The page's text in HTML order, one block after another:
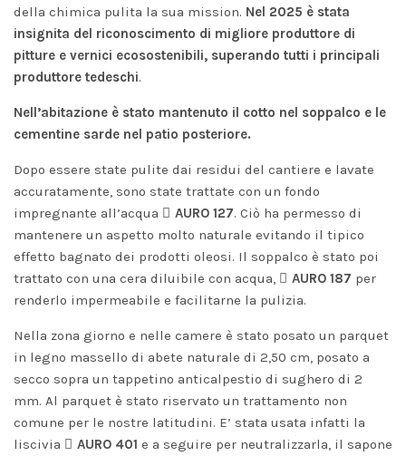
della chimica pulita la sua mission. Nel 2025 è stata
insignita del riconoscimento di migliore produttore di
pitture e vernici ecosostenibili, superando tutti i principali
produttore tedeschi.
Nell’abitazione è stato mantenuto il cotto nel soppalco e le
cementine sarde nel patio posteriore.
Dopo essere state pulite dai residui del cantiere e lavate
accuratamente, sono state trattate con un fondo
impregnante all’acqua
AURO 127. Ciò ha permesso di
mantenere un aspetto molto naturale evitando il tipico
effetto bagnato dei prodotti oleosi. Il soppalco è stato poi
trattato con una cera diluibile con acqua,
AURO 187 per
renderlo impermeabile e facilitarne la pulizia.
Nella zona giorno e nelle camere è stato posato un parquet
in legno massello di abete naturale di 2,50 cm, posato a
secco sopra un tappetino anticalpestio di sughero di 2
mm. Al parquet è stato riservato un trattamento non
comune per le nostre latitudini. E’ stata usata infatti la
liscivia
AURO 401 e a seguire per neutralizzarla, il sapone